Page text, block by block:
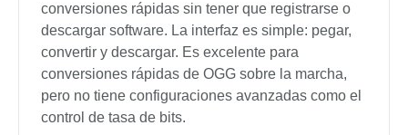
conversiones rápidas sin tener que registrarse o
descargar software. La interfaz es simple: pegar,
convertir y descargar. Es excelente para
conversiones rápidas de OGG sobre la marcha,
pero no tiene configuraciones avanzadas como el
control de tasa de bits.